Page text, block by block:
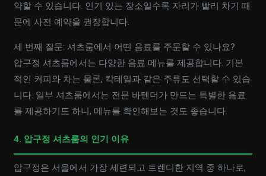
약할 수 있습니다. 인기 있는 장소일수록 자리가 빨리 차기 때
문에 사전 예약을 권장합니다.
세 번째 질문: 셔츠룸에서 어떤 음료를 주문할 수 있나요?
압구정 셔츠룸에서는 다양한 음료 메뉴를 제공합니다. 기본
적인 커피와 차는 물론, 칵테일과 같은 주류도 선택할 수 있습
니다. 일부 셔츠룸에서는 전문 바텐더가 만드는 특별한 음료
를 제공하기도 하니, 메뉴를 확인해보는 것도 좋습니다.
4. 압구정 셔츠룸의 인기 이유
압구정은 서울에서 가장 세련되고 트렌디한 지역 중 하나로,